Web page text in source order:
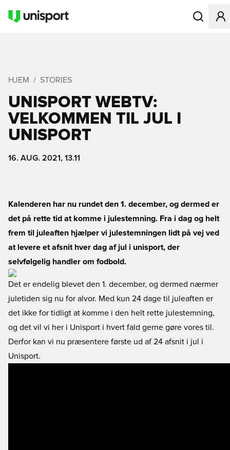
Åbner en
HJEM STORIES
UNISPORT WEBTV:
VELKOMMEN TIL JUL I
UNISPORT
16. AUG. 2021, 13.11
Kalenderen har nu rundet den 1. december, og dermed er
det på rette tid at komme i julestemning. Fra i dag og helt
frem til juleaften hjælper vi julestemningen lidt på vej ved
at levere et afsnit hver dag af jul i unisport, der
selvfølgelig handler om fodbold.
Det er endelig blevet den 1. december, og dermed nærmer
juletiden sig nu for alvor. Med kun 24 dage til juleaften er
det ikke for tidligt at komme i den helt rette julestemning,
og det vil vi her i Unisport i hvert fald gerne gøre vores til.
Derfor kan vi nu præsentere første ud af 24 afsnit i jul i
Unisport.